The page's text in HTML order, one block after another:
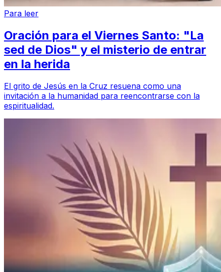
Para leer
Oración para el Viernes Santo: "La
sed de Dios" y el misterio de entrar
en la herida
El grito de Jesús en la Cruz resuena como una
invitación a la humanidad para reencontrarse con la
espiritualidad.